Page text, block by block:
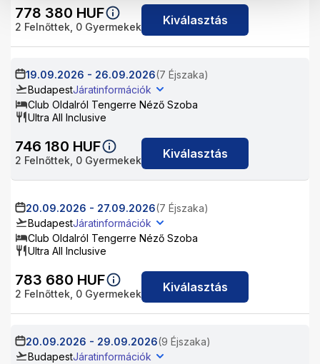
778 380 HUF
2 Felnőttek, 0 Gyermekek Kiválasztás
19.09.2026 - 26.09.2026(7 Éjszaka)
BudapestJáratinformációk
Club Oldalról Tengerre Néző Szoba
Ultra All Inclusive
746 180 HUF
2 Felnőttek, 0 Gyermekek Kiválasztás
20.09.2026 - 27.09.2026(7 Éjszaka)
BudapestJáratinformációk
Club Oldalról Tengerre Néző Szoba
Ultra All Inclusive
783 680 HUF
2 Felnőttek, 0 Gyermekek Kiválasztás
20.09.2026 - 29.09.2026(9 Éjszaka)
BudapestJáratinformációk